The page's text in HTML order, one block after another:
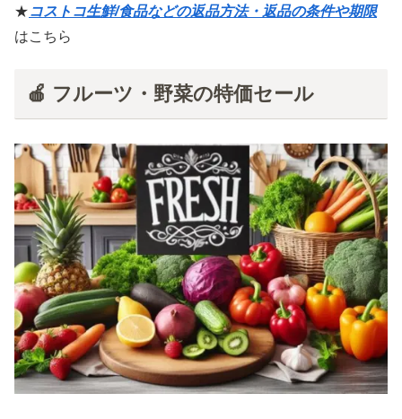
★コストコ生鮮/食品などの返品方法・返品の条件や期限
はこちら
🍎 フルーツ・野菜の特価セール